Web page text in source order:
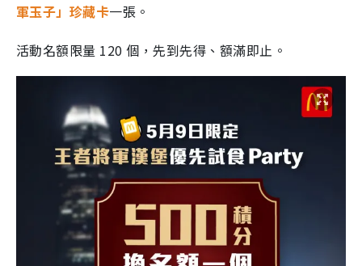
軍玉子」珍藏卡一張。
活動名額限量 120 個，先到先得、額滿即止。